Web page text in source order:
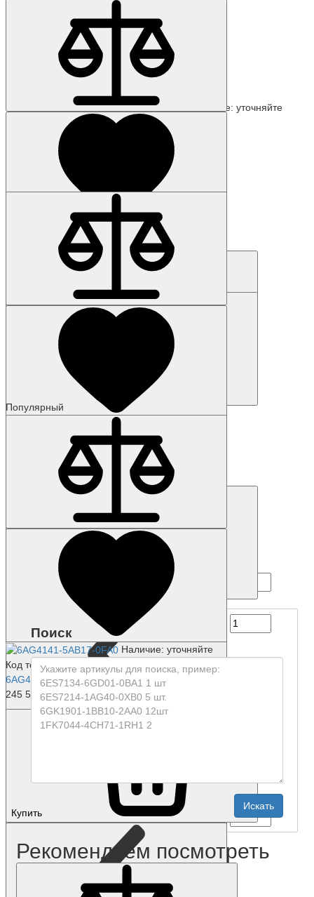
Наличие: уточняйте
6AG1321-1BH02-2AA0
Наличие: уточняйте
Код товара: 771-01
6AG4012-2CA20-0BX0
Код товара: 56120-01
6AG4112-3KE33-0JA1
Популярный
Наличие: уточняйте
Код товара: 1199-01
6AG4141-5AB17-0FA0
245 500 р.
Купить
Поиск
Рекомендуем посмотреть